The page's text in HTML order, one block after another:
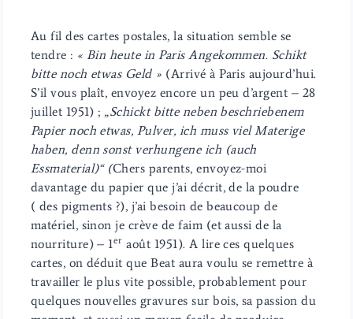
Au fil des cartes postales, la situation semble se
tendre : « Bin heute in Paris Angekommen. Schikt
bitte noch etwas Geld » (Arrivé à Paris aujourd’hui.
S’il vous plaît, envoyez encore un peu d’argent – 28
juillet 1951) ; „Schickt bitte neben beschriebenem
Papier noch etwas, Pulver, ich muss viel Materige
haben, denn sonst verhungene ich (auch
Essmaterial)“ (Chers parents, envoyez-moi
davantage du papier que j’ai décrit, de la poudre
( des pigments ?), j’ai besoin de beaucoup de
matériel, sinon je crève de faim (et aussi de la
nourriture) – 1er août 1951). A lire ces quelques
cartes, on déduit que Beat aura voulu se remettre à
travailler le plus vite possible, probablement pour
quelques nouvelles gravures sur bois, sa passion du